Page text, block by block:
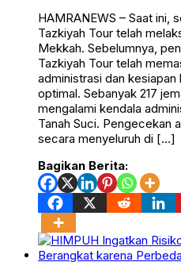
HAMRANEWS – Saat ini,
Tazkiyah Tour telah
Mekkah. Sebelumnya,
Tazkiyah Tour telah
administrasi dan
optimal. Sebanyak 217
mengalami kendala
Tanah Suci. Pengecekan
secara menyeluruh di […]
Bagikan Berita: